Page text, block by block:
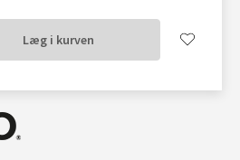
Læg i kurven